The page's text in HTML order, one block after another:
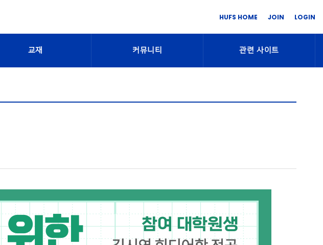
HUFS HOME JOIN LOGIN
교재 커뮤니티 관련 사이트